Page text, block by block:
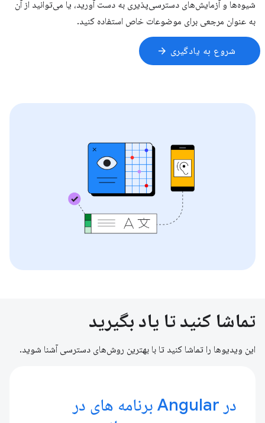
شیوه‌ها و آزمایش‌های دسترسی‌پذیری به دست آورید، یا می‌توانید از آن
به عنوان مرجعی برای موضوعات خاص استفاده کنید.
شروع به یادگیری arrow_forward
تماشا کنید تا یاد بگیرید
این ویدیوها را تماشا کنید تا با بهترین روش‌های دسترسی آشنا شوید.
در Angular برنامه های در